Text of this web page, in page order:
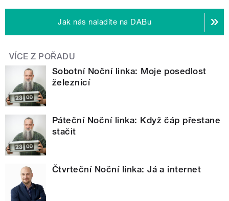
Jak nás naladíte na DABu
VÍCE Z POŘADU
Sobotní Noční linka: Moje posedlost
železnicí
Páteční Noční linka: Když čáp přestane
stačit
Čtvrteční Noční linka: Já a internet